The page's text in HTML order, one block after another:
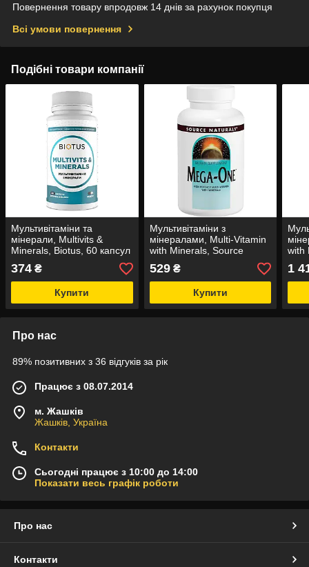
Повернення товару впродовж 14 днів за рахунок покупця
Всі умови повернення
Подібні товари компанії
Мультивітаміни та
мінерали, Multivits &
Minerals, Biotus, 60 капсул
(1 раз на день)
374 ₴
Купити
Мультивітаміни з
мінералами, Multi-Vitamin
with Minerals, Source
Naturals, по 1 на день, 30
таблеток
529₴
Купити
with
1
Про нас
89% позитивних з 36 відгуків за рік
Працює з 08.07.2014
м. Жашків
Жашків, Україна
Контакти
Сьогодні працює з 10:00 до 14:00
Показати весь графік роботи
Про нас
Контакти